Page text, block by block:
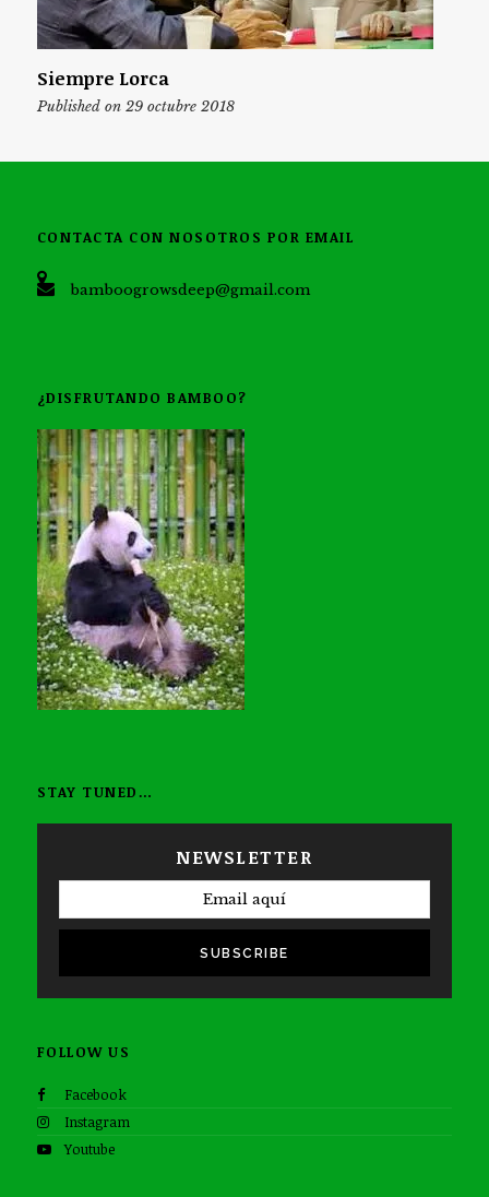
Siempre Lorca
Published on 29 octubre 2018
CONTACTA CON NOSOTROS POR EMAIL
bamboogrowsdeep@gmail.com
¿DISFRUTANDO BAMBOO?
STAY TUNED…
NEWSLETTER
SUBSCRIBE
FOLLOW US
Facebook
Instagram
Youtube